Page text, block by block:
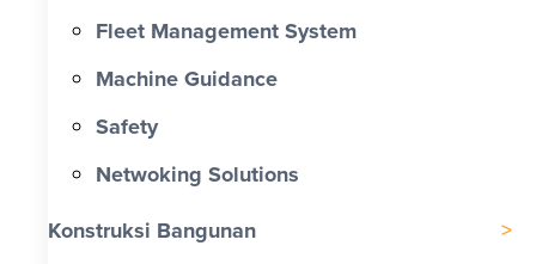
Fleet Management System
Machine Guidance
Safety
Netwoking Solutions
Konstruksi Bangunan